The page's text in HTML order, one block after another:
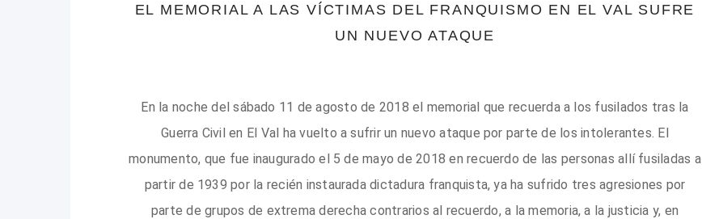
EL MEMORIAL A LAS VÍCTIMAS DEL FRANQUISMO EN EL VAL SUFRE
UN NUEVO ATAQUE
En la noche del sábado 11 de agosto de 2018 el memorial que recuerda a los fusilados tras la
Guerra Civil en El Val ha vuelto a sufrir un nuevo ataque por parte de los intolerantes. El
monumento, que fue inaugurado el 5 de mayo de 2018 en recuerdo de las personas allí fusiladas a
partir de 1939 por la recién instaurada dictadura franquista, ya ha sufrido tres agresiones por
parte de grupos de extrema derecha contrarios al recuerdo, a la memoria, a la justicia y, en